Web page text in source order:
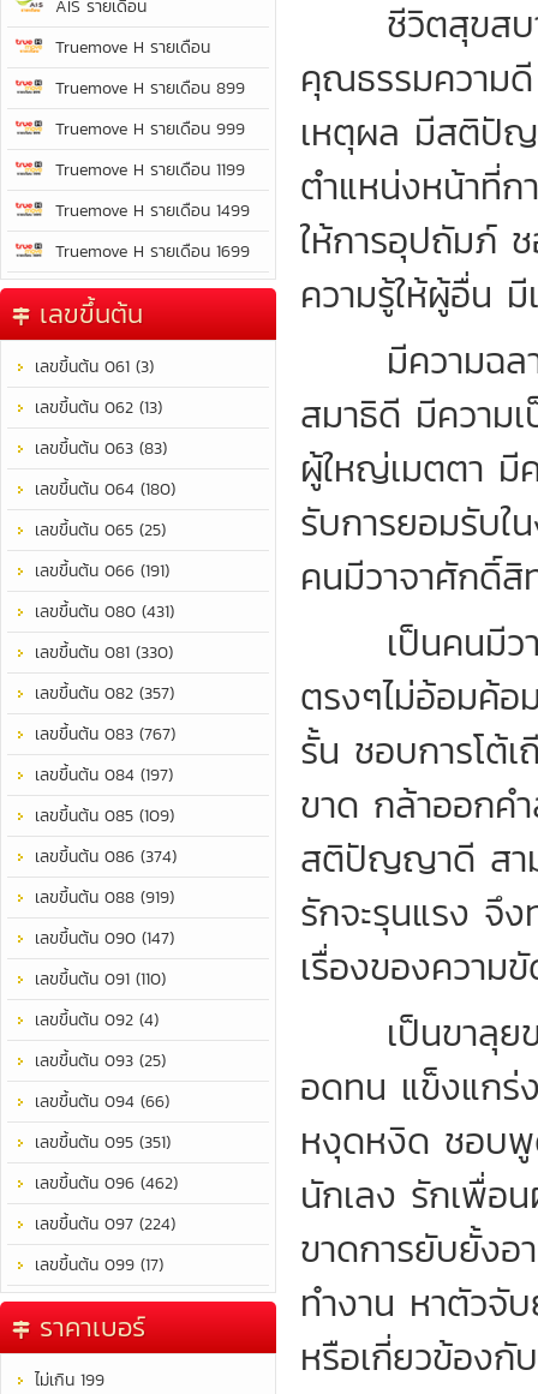
AIS รายเดือน
Truemove H รายเดือน
Truemove H รายเดือน 899
Truemove H รายเดือน 999
Truemove H รายเดือน 1199
Truemove H รายเดือน 1499
Truemove H รายเดือน 1699
เลขขึ้นต้น
เลขขึ้นต้น 061 (3)
เลขขึ้นต้น 062 (13)
เลขขึ้นต้น 063 (83)
เลขขึ้นต้น 064 (180)
เลขขึ้นต้น 065 (25)
เลขขึ้นต้น 066 (191)
เลขขึ้นต้น 080 (431)
เลขขึ้นต้น 081 (330)
เลขขึ้นต้น 082 (357)
เลขขึ้นต้น 083 (767)
เลขขึ้นต้น 084 (197)
เลขขึ้นต้น 085 (109)
เลขขึ้นต้น 086 (374)
เลขขึ้นต้น 088 (919)
เลขขึ้นต้น 090 (147)
เลขขึ้นต้น 091 (110)
เลขขึ้นต้น 092 (4)
เลขขึ้นต้น 093 (25)
เลขขึ้นต้น 094 (66)
เลขขึ้นต้น 095 (351)
เลขขึ้นต้น 096 (462)
เลขขึ้นต้น 097 (224)
เลขขึ้นต้น 099 (17)
ราคาเบอร์
ไม่เกิน 199
ชีวิตสุขสบาย
คุณธรรมความ
เหตุผล มีสติปัญ
ตำแหน่งหน้าที่ก
ให้การอุปถัมภ์
ความรู้ให้ผู้อื่น
มีความฉลาด
สมาธิดี มีความ
ผู้ใหญ่เมตตา มี
รับการยอมรับ
คนมีวาจาศักดิ์
เป็นคนมีวาท
ตรงๆไม่อ้อมค้อ
รั้น ชอบการโต้เ
ขาด กล้าออกค
สติปัญญาดี สาม
รักจะรุนแรง จึง
เรื่องของความ
เป็นขาลุยขอ
อดทน แข็งแกร่
หงุดหงิด ชอบพู
นักเลง รักเพื่อ
ขาดการยับยั้ง
ทำงาน หาตัวจั
หรือเกี่ยวข้อง